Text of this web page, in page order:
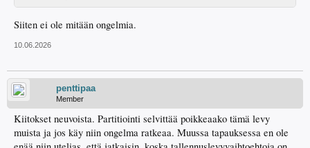
Siiten ei ole mitään ongelmia.
10.06.2026
penttipaa
Member
Kiitokset neuvoista. Partitiointi selvittää poikkeaako tämä levy
muista ja jos käy niin ongelma ratkeaa. Muussa tapauksessa en ole